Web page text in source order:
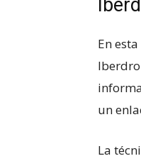
En​
un​
La